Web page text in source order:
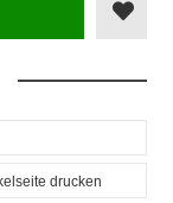
drucken